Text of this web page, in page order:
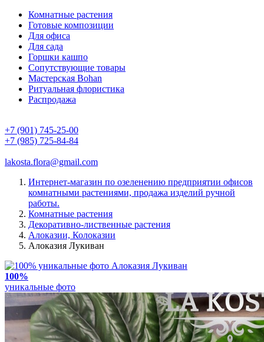
Комнатные растения
Готовые композиции
Для офиса
Для сада
Горшки кашпо
Сопутствующие товары
Мастерская Bohan
Ритуальная флористика
Распродажа
+7 (901) 745-25-00
+7 (985) 725-84-84
lakosta.flora@gmail.com
Интернет-магазин по озеленению предприятии офисов
комнатными растениями, продажа изделий ручной
работы.
Комнатные растения
Декоративно-лиственные растения
Алоказии, Колоказии
Алоказия Лукиван
100%
уникальные фото